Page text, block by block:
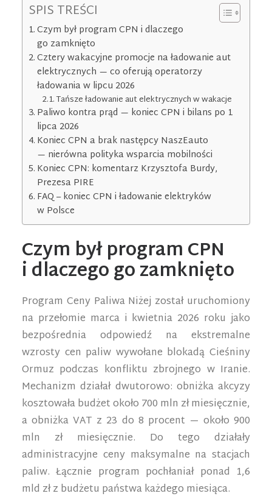
SPIS TREŚCI
Czym był program CPN i dlaczego
go zamknięto
Cztery wakacyjne promocje na ładowanie aut
elektrycznych — co oferują operatorzy
ładowania w lipcu 2026
Tańsze ładowanie aut elektrycznych w wakacje
Paliwo kontra prąd — koniec CPN i bilans po 1
lipca 2026
Koniec CPN a brak następcy NaszEauto
— nierówna polityka wsparcia mobilności
Koniec CPN: komentarz Krzysztofa Burdy,
Prezesa PIRE
FAQ – koniec CPN i ładowanie elektryków
w Polsce
Czym był program CPN
i dlaczego go zamknięto
Program Ceny Paliwa Niżej został uruchomiony
na przełomie marca i kwietnia 2026 roku jako
bezpośrednia odpowiedź na ekstremalne
wzrosty cen paliw wywołane blokadą Cieśniny
Ormuz podczas konfliktu zbrojnego w Iranie.
Mechanizm działał dwutorowo: obniżka akcyzy
kosztowała budżet około 700 mln zł miesięcznie,
a obniżka VAT z 23 do 8 procent — około 900
mln zł miesięcznie. Do tego działały
administracyjne ceny maksymalne na stacjach
paliw. Łącznie program pochłaniał ponad 1,6
mld zł z budżetu państwa każdego miesiąca.